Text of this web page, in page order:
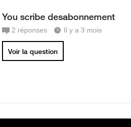
You scribe desabonnement
2 réponses Il y a 3 mois
Voir la question